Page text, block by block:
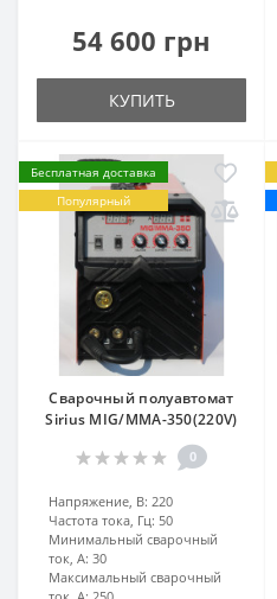
54 600 грн
КУПИТЬ
Бесплатная доставка
Популярный
Сварочный полуавтомат
Sirius MIG/MMA-350(220V)
0
Напряжение, В: 220
Частота тока, Гц: 50
Минимальный сварочный
ток, А: 30
Максимальный сварочный